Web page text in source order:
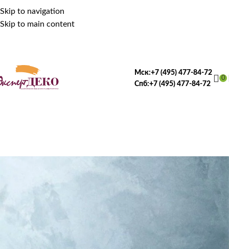
Skip to navigation
Skip to main content
Мск:+7 (495) 477-84-72
Спб:+7 (495) 477-84-72
0